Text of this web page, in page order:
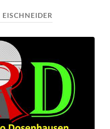
EISCHNEIDER